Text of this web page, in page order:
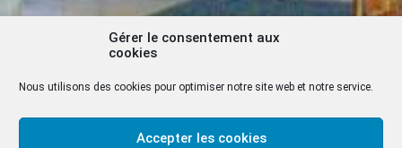
Gérer le consentement aux
cookies
Nous utilisons des cookies pour optimiser notre site web et notre service.
Accepter les cookies